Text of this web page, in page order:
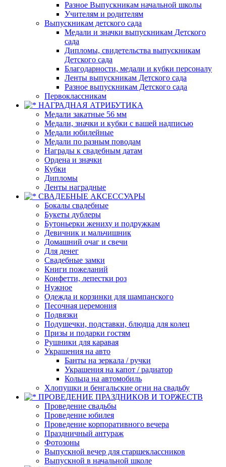
Разное Выпускникам начальной школы
Учителям и родителям
Выпускникам детского сада
Медали и значки выпускникам Детского
сада
Дипломы, свидетельства выпускникам
Детского сада
Благодарности, медали и кубки персоналу
Ленты выпускникам Детского сада
Разное выпускникам Детского сада
Первоклассникам
НАГРАДНАЯ АТРИБУТИКА
Медали закатные 56 мм
Медали, значки и кубки с вашей надписью
Медали юбилейные
Медали по разным поводам
Награды к свадебным датам
Ордена и значки
Кубки
Дипломы
Ленты наградные
СВАДЕБНЫЕ АКСЕССУАРЫ
Бокалы свадебные
Букеты дублеры
Бутоньерки жениху и подружкам
Девичник и мальчишник
Домашний очаг и свечи
Для денег
Свадебные замки
Книги пожеланий
Конфетти, лепестки роз
Нужное
Одежда и корзинки для шампанского
Песочная церемония
Подвязки
Подушечки, подставки, блюдца для колец
Призы и подарки гостям
Рушники для каравая
Украшения на авто
Банты на зеркала / ручки
Украшения на капот / радиатор
Кольца на автомобиль
Хлопушки и бенгальские огни на свадьбу
ПРОВЕДЕНИЕ ПРАЗДНИКОВ И ТОРЖЕСТВ
Проведение свадьбы
Проведение юбилея
Проведение корпоративного вечера
Праздничный антураж
Фотозоны
Выпускной вечер для старшеклассников
Выпускной в начальной школе